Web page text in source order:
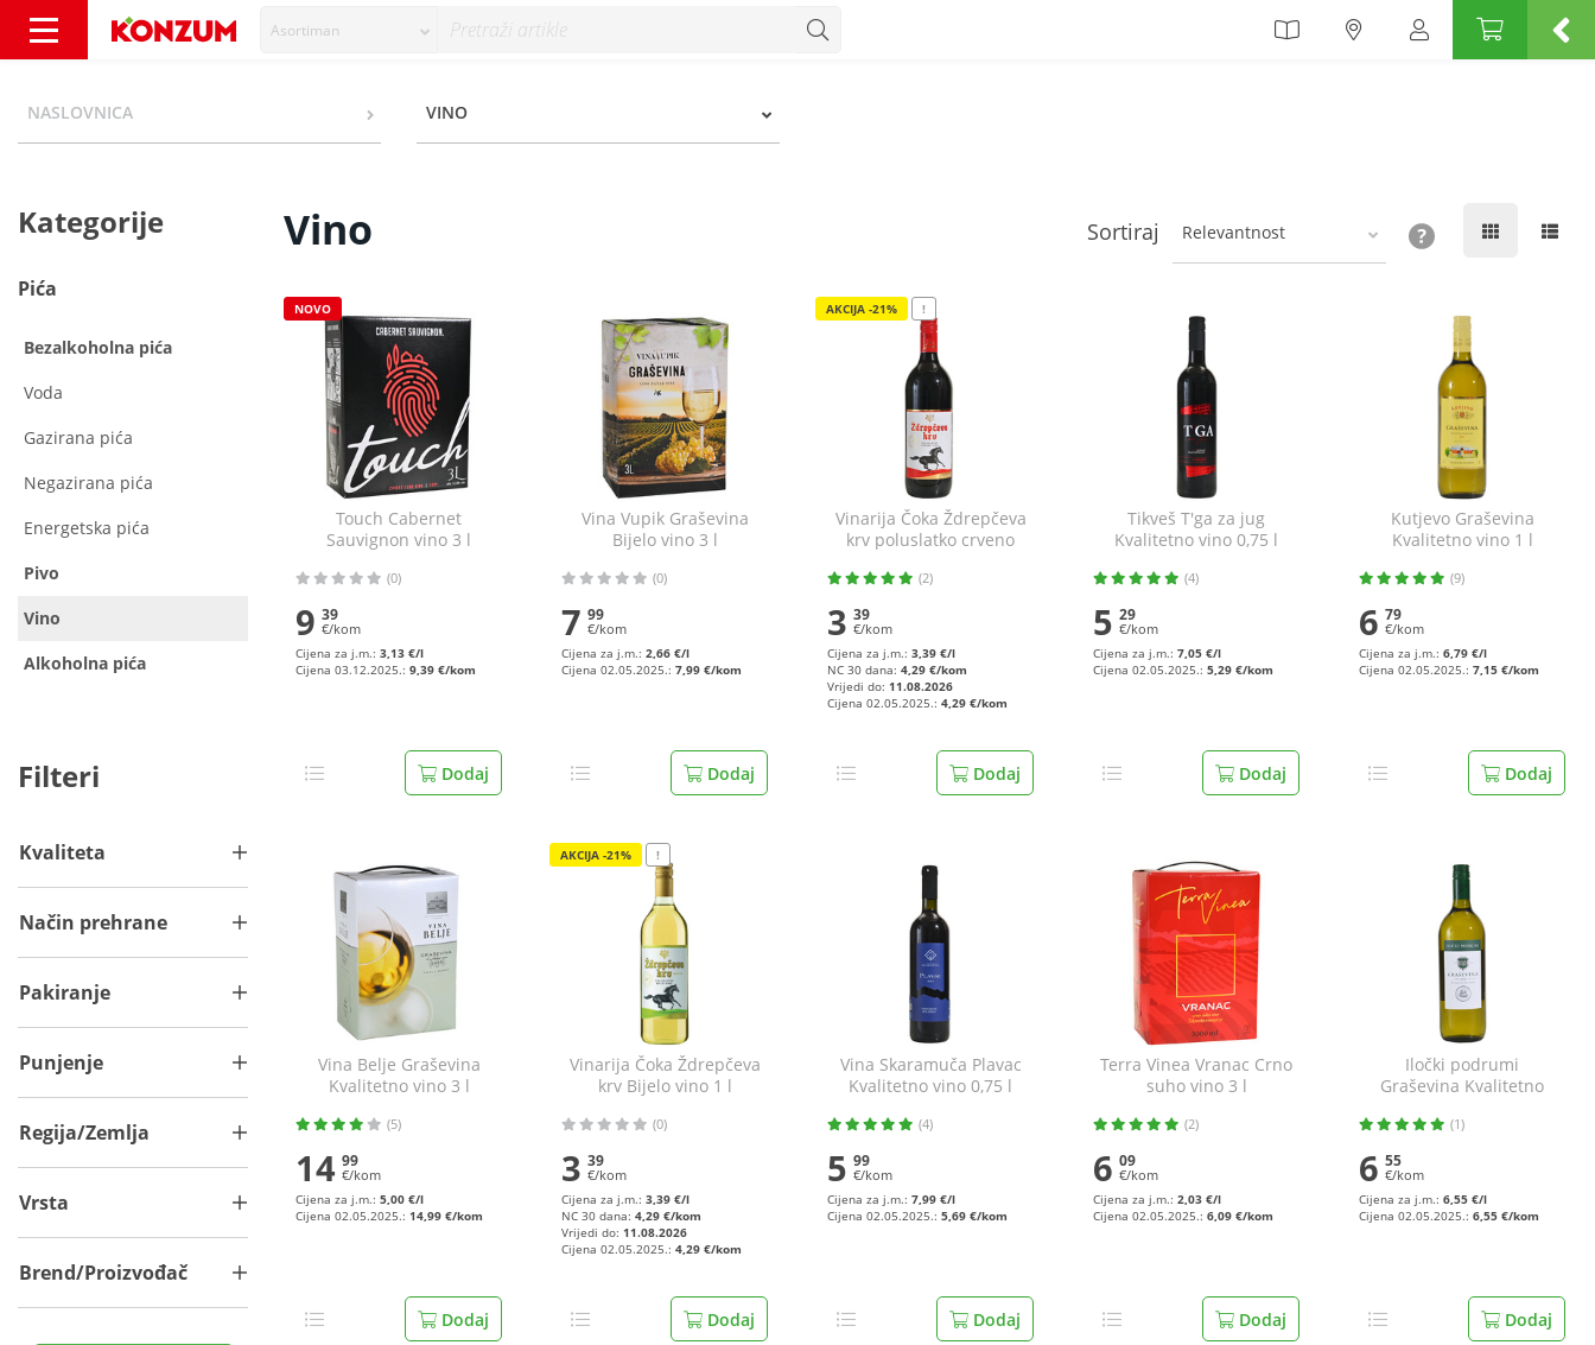
Asortiman
NASLOVNICA VINO
Kategorije
Pića
Bezalkoholna pića
Voda
Gazirana pića
Negazirana pića
Energetska pića
Pivo
Vino
Alkoholna pića
Filteri
Kvaliteta
Način prehrane
Pakiranje
Punjenje
Regija/Zemlja
Vrsta
Brend/Proizvođač
Vino Sortiraj Relevantnost
NOVO
Touch Cabernet
Sauvignon vino 3 l
(0)
9 39
€/kom
Cijena za j.m.: 3,13 €/l
Cijena 03.12.2025.: 9,39 €/kom
Dodaj
Vina Vupik Graševina
Bijelo vino 3 l
(0)
7 99
€/kom
Cijena za j.m.: 2,66 €/l
Cijena 02.05.2025.: 7,99 €/kom
Dodaj
AKCIJA -21% !
Vinarija Čoka Ždrepčeva
krv poluslatko crveno
(2)
3 39
€/kom
Cijena za j.m.: 3,39 €/l
NC 30 dana: 4,29 €/kom
Vrijedi do: 11.08.2026
Cijena 02.05.2025.: 4,29 €/kom
Dodaj
Tikveš T'ga za jug
Kvalitetno vino 0,75 l
(4)
5 29
€/kom
Cijena za j.m.: 7,05 €/l
Cijena 02.05.2025.: 5,29 €/kom
Dodaj
Kutjevo Graševina
Kvalitetno vino 1 l
(9)
6 79
€/kom
Cijena za j.m.: 6,79 €/l
Cijena 02.05.2025.: 7,15 €/kom
Dodaj
Vina Belje Graševina
Kvalitetno vino 3 l
(5)
14 99
€/kom
Cijena za j.m.: 5,00 €/l
Cijena 02.05.2025.: 14,99 €/kom
Dodaj
AKCIJA -21% !
Vinarija Čoka Ždrepčeva
krv Bijelo vino 1 l
(0)
3 39
€/kom
Cijena za j.m.: 3,39 €/l
NC 30 dana: 4,29 €/kom
Vrijedi do: 11.08.2026
Cijena 02.05.2025.: 4,29 €/kom
Dodaj
Vina Skaramuča Plavac
Kvalitetno vino 0,75 l
(4)
5 99
€/kom
Cijena za j.m.: 7,99 €/l
Cijena 02.05.2025.: 5,69 €/kom
Dodaj
Terra Vinea Vranac Crno
suho vino 3 l
(2)
6 09
€/kom
Cijena za j.m.: 2,03 €/l
Cijena 02.05.2025.: 6,09 €/kom
Dodaj
Iločki podrumi
Graševina Kvalitetno
(1)
6 55
€/kom
Cijena za j.m.: 6,55 €/l
Cijena 02.05.2025.: 6,55 €/kom
Dodaj